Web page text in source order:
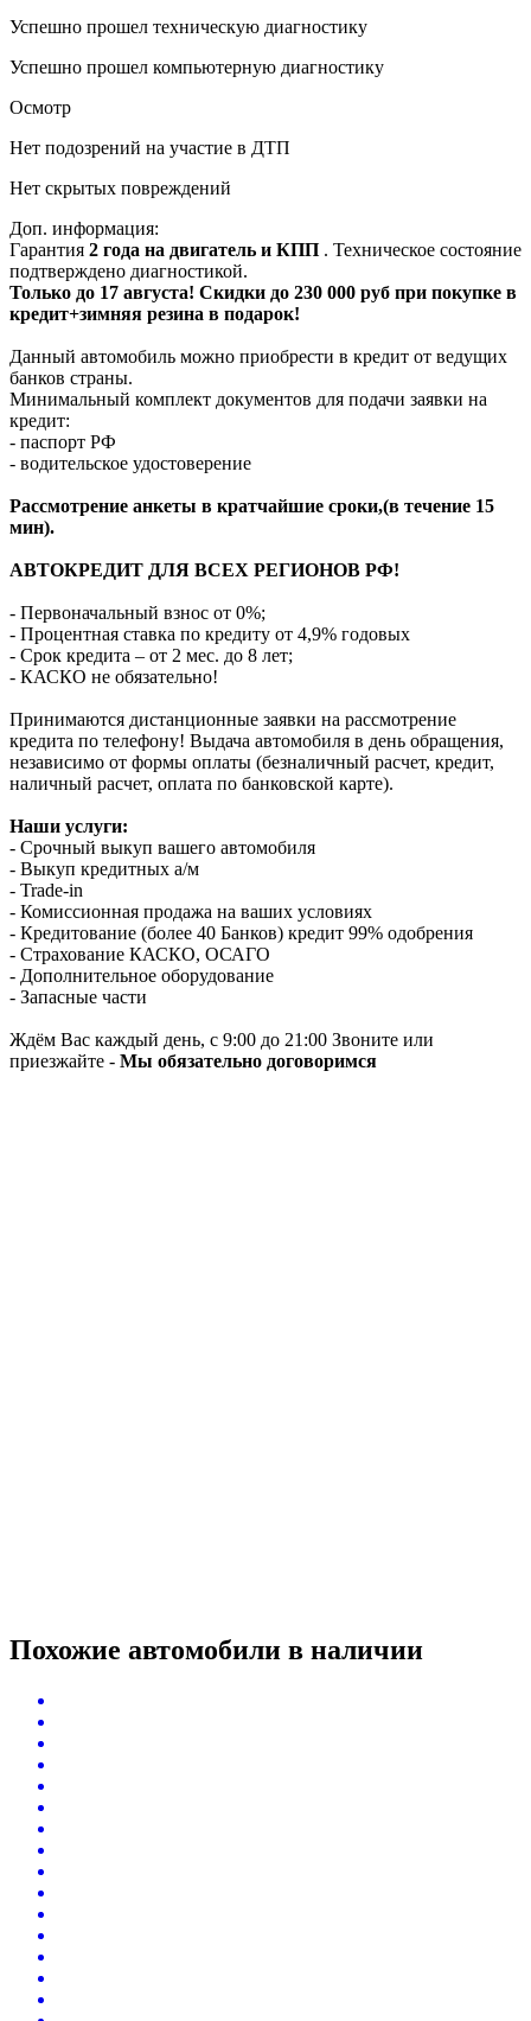
Успешно прошел техническую диагностику
Успешно прошел компьютерную диагностику
Осмотр
Нет подозрений на участие в ДТП
Нет скрытых повреждений
Доп. информация:
Гарантия 2 года на двигатель и КПП . Техническое состояние
подтверждено диагностикой.
Только до 17 августа! Скидки до 230 000 руб при покупке в
кредит+зимняя резина в подарок!
Данный автомобиль можно приобрести в кредит от ведущих
банков страны.
Минимальный комплект документов для подачи заявки на
кредит:
- паспорт РФ
- водительское удостоверение
Рассмотрение анкеты в кратчайшие сроки,(в течение 15
мин).
АВТОКРЕДИТ ДЛЯ ВСЕХ РЕГИОНОВ РФ!
- Первоначальный взнос от 0%;
- Процентная ставка по кредиту от 4,9% годовых
- Срок кредита – от 2 мес. до 8 лет;
- КАСКО не обязательно!
Принимаются дистанционные заявки на рассмотрение
кредита по телефону! Выдача автомобиля в день обращения,
независимо от формы оплаты (безналичный расчет, кредит,
наличный расчет, оплата по банковской карте).
Наши услуги:
- Срочный выкуп вашего автомобиля
- Выкуп кредитных а/м
- Trade-in
- Комиссионная продажа на ваших условиях
- Кредитование (более 40 Банков) кредит 99% одобрения
- Страхование КАСКО, ОСАГО
- Дополнительное оборудование
- Запасные части
Ждём Вас каждый день, с 9:00 до 21:00 Звоните или
приезжайте - Мы обязательно договоримся
Похожие автомобили в наличии